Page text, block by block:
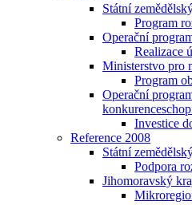
Státní
Program
Operační
Realizace
Ministerstvo pro
Program
Operační
Investice
Reference 2008
Státní
Podpora
Jihomoravský